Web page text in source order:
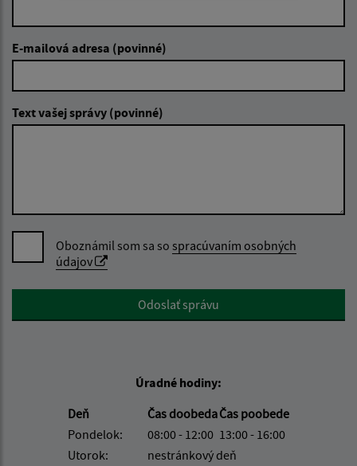
E-mailová adresa (povinné)
Text vašej správy (povinné)
Oboznámil som sa so spracúvaním osobných
údajov
Google reCaptcha ResponseOdoslať správu
Úradné hodiny:
Deň
Čas doobedaČas poobede
Pondelok:
08:00 - 12:00 13:00 - 16:00
Utorok:
nestránkový deň